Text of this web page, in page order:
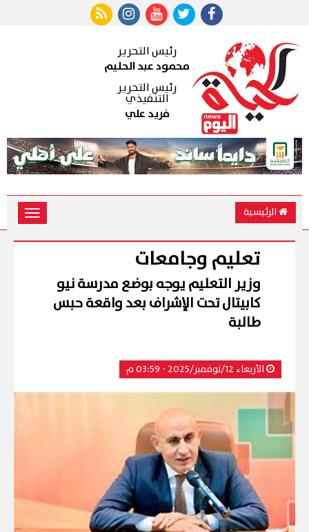
رئيس التحرير
محمود عبد الحليم
رئيس التحرير
التنفيذي
فريد علي
الرئيسية
Toggle
تعليم وجامعات
وزير التعليم يوجه بوضع مدرسة نيو
كابيتال تحت الإشراف بعد واقعة حبس
طالبة
الأربعاء 12/نوفمبر/2025 - 03:59 م